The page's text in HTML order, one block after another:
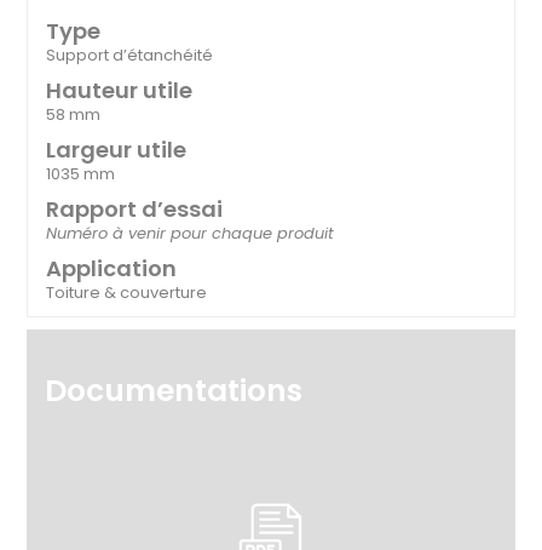
Type
Support d’étanchéité
Hauteur utile
58 mm
Largeur utile
1035 mm
Rapport d’essai
Numéro à venir pour chaque produit
Application
Toiture & couverture
Documentations